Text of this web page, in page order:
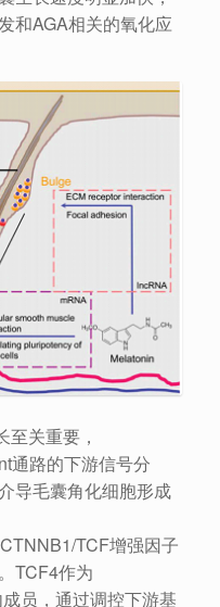
和AGA相关的氧化应
关重要，
通路的下游信号分
导毛囊角化细胞形成
TCF增强因子
TCF4作为
员，通过调控下游基